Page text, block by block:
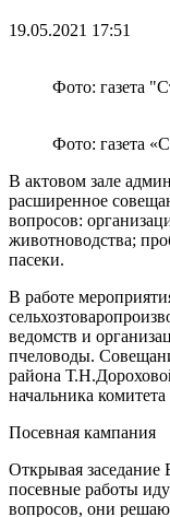
19.05.2021 17:51
Фото: газета
Фото: газета
В актовом зале
расширенное
вопросов:
животноводства;
пасеки.
В работе
ведомств и
пчеловоды.
района
начальника
Посевная кампания
Открывая заседание
посевные работы
вопросов, они